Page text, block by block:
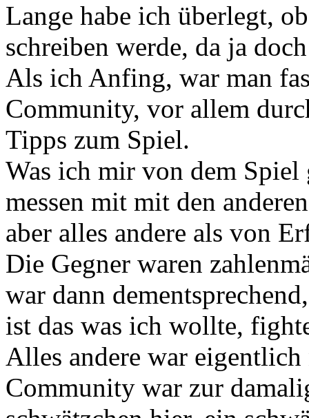
Lange habe ich überlegt,
schreiben werde, da ja
Als ich Anfing, war man
Community, vor allem
Tipps zum Spiel.
Was ich mir von dem
messen mit mit den
aber alles andere als von
Die Gegner waren
war dann
ist das was ich wollte,
Alles andere war
Community war zur